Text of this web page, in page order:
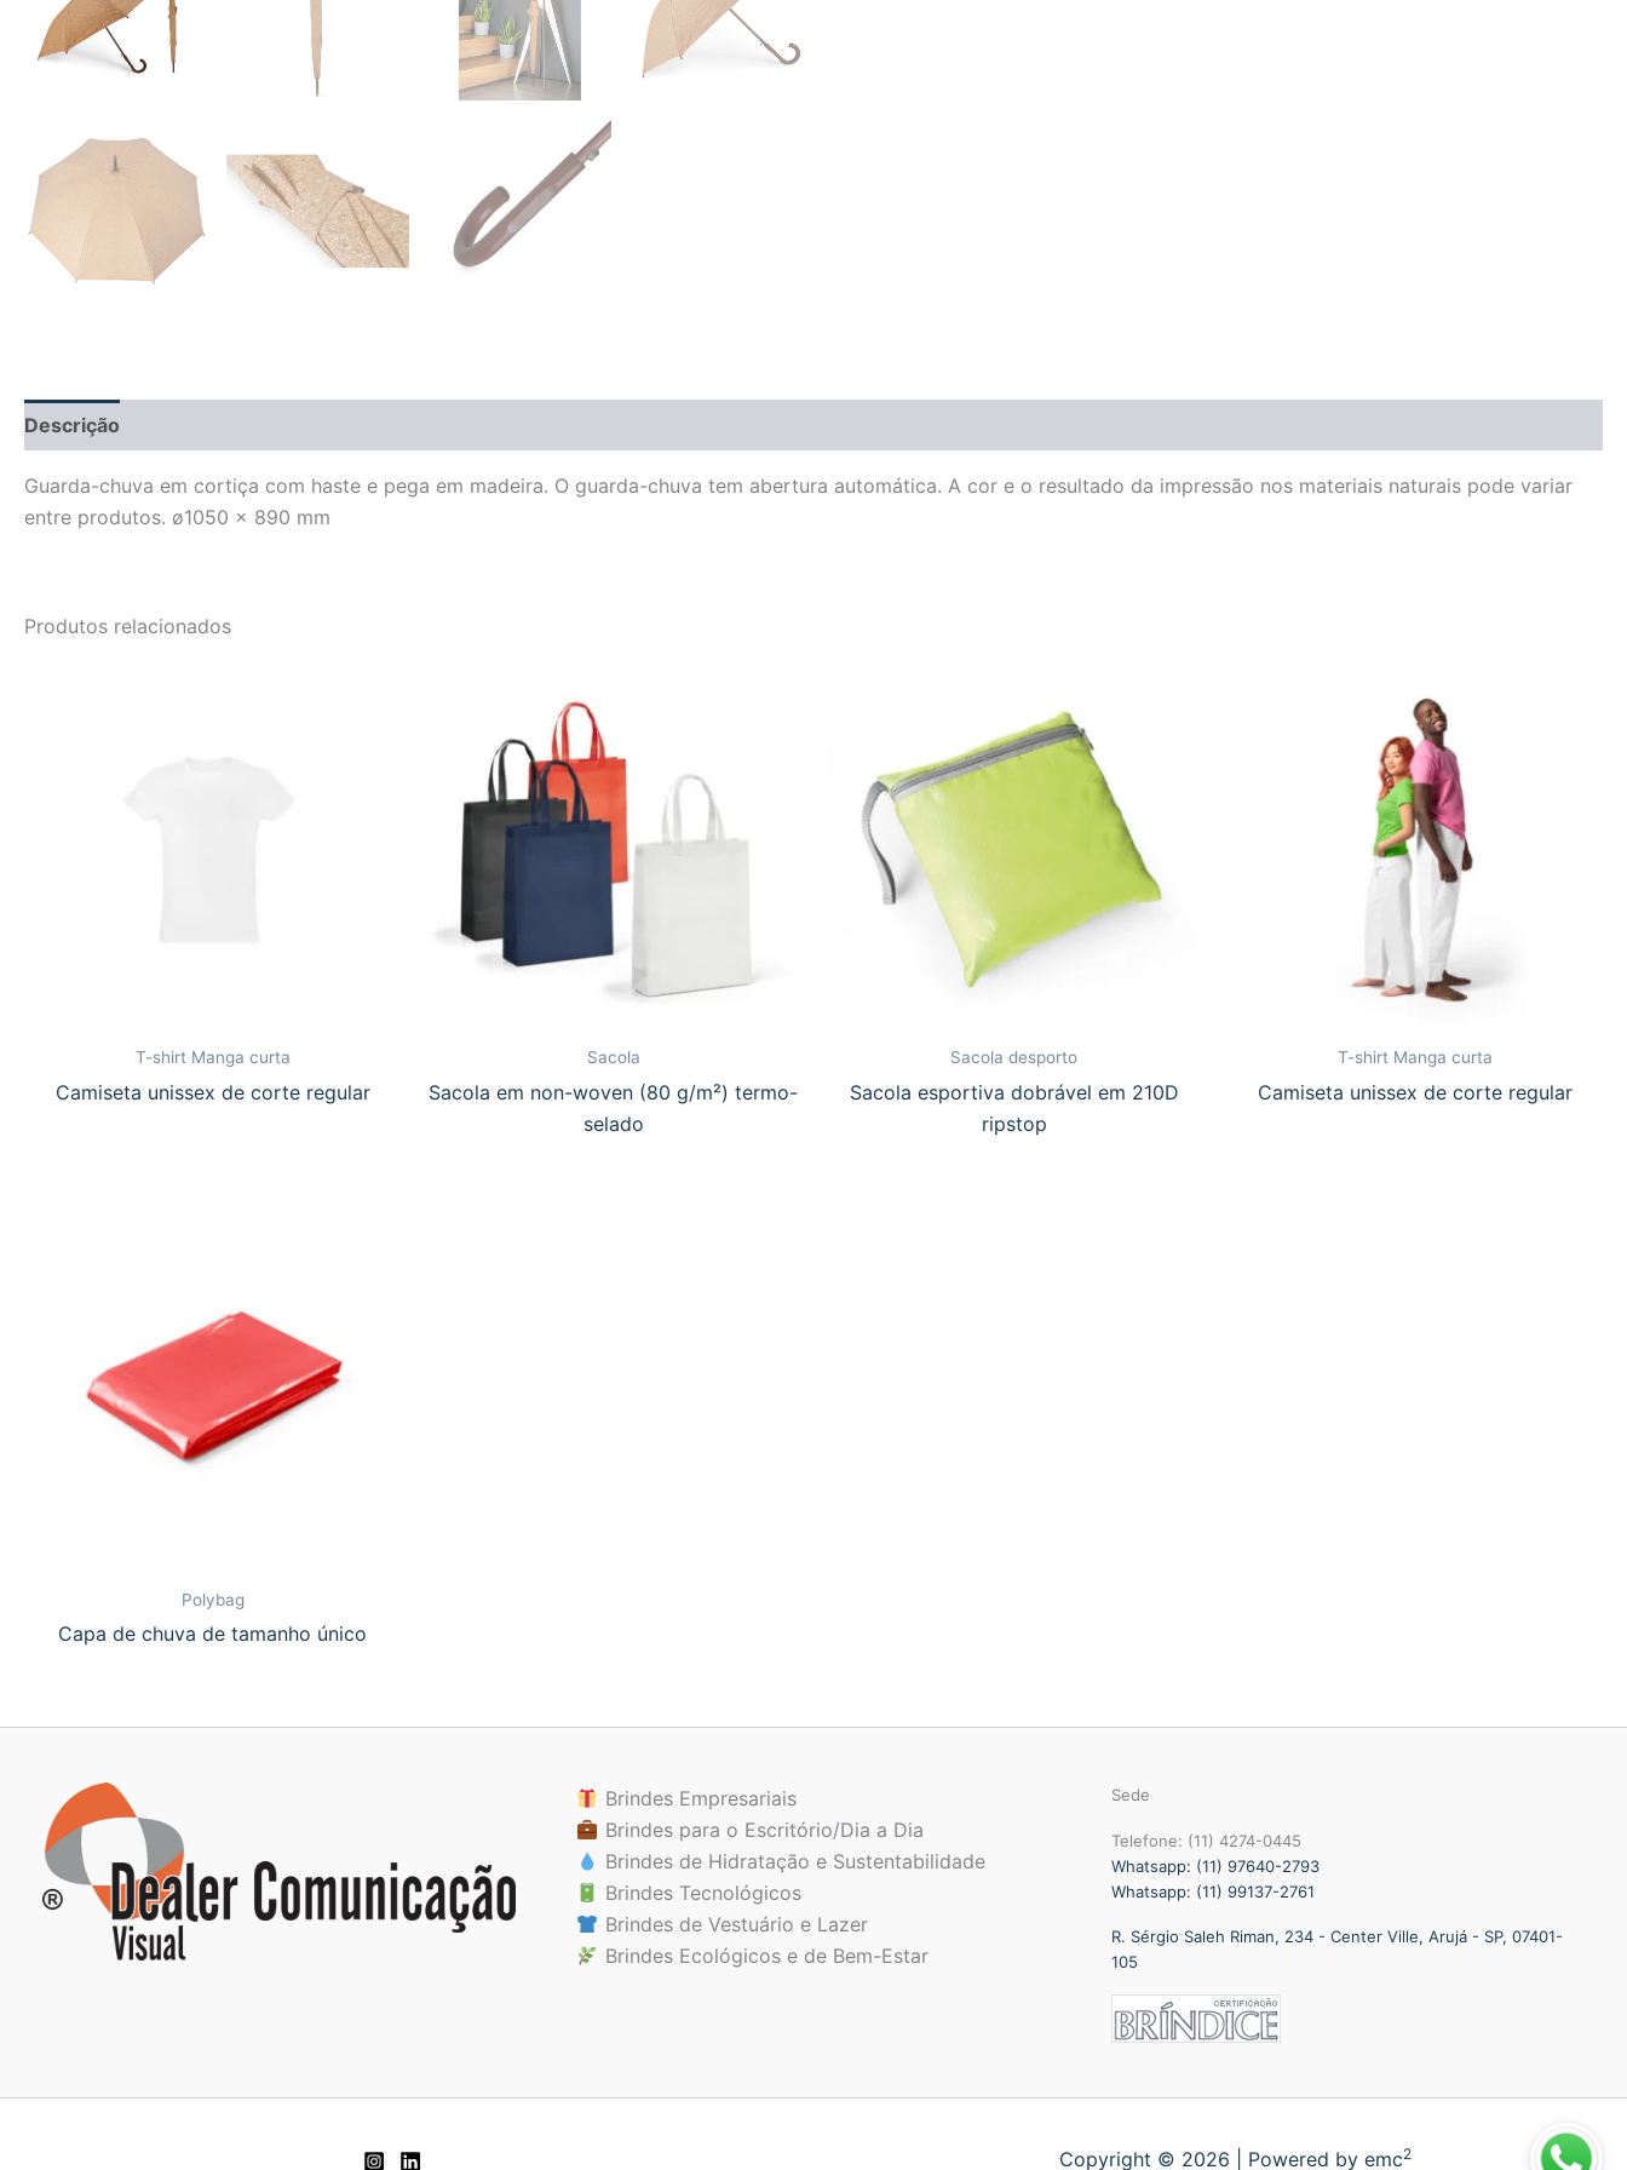
Descrição
Guarda-chuva em cortiça com haste e pega em madeira. O guarda-chuva tem abertura automática. A cor e o resultado da impressão nos materiais naturais pode variar
entre produtos. ø1050 x 890 mm
Produtos relacionados
T-shirt Manga curta
Camiseta unissex de corte regular
Sacola
Sacola em non-woven (80 g/m²) termo-
selado
Sacola desporto
Sacola esportiva dobrável em 210D
ripstop
T-shirt Manga curta
Camiseta unissex de corte regular
Polybag
Capa de chuva de tamanho único
Brindes Empresariais
Brindes para o Escritório/Dia a Dia
Brindes de Hidratação e Sustentabilidade
Brindes Tecnológicos
Brindes de Vestuário e Lazer
Brindes Ecológicos e de Bem-Estar
Sede
Telefone: (11) 4274-0445
Whatsapp: (11) 97640-2793
Whatsapp: (11) 99137-2761
R. Sérgio Saleh Riman, 234 - Center Ville, Arujá - SP, 07401-
105
Copyright © 2026 | Powered by emc2